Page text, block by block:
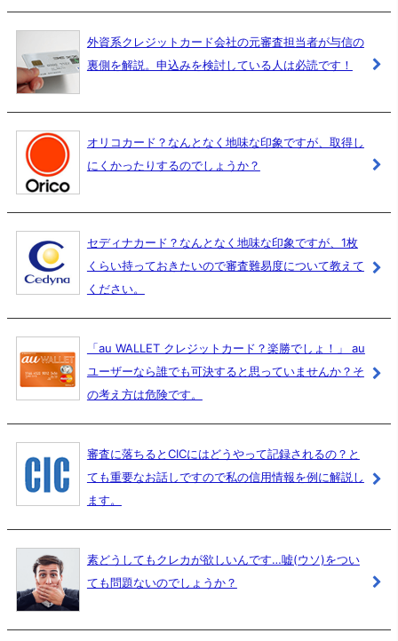
外資系クレジットカード会社の元審査担当者が与信の
裏側を解説。申込みを検討している人は必読です！
オリコカード？なんとなく地味な印象ですが、取得し
にくかったりするのでしょうか？
セディナカード？なんとなく地味な印象ですが、1枚
くらい持っておきたいので審査難易度について教えて
ください。
「au WALLET クレジットカード？楽勝でしょ！」 au
ユーザーなら誰でも可決すると思っていませんか？そ
の考え方は危険です。
審査に落ちるとCICにはどうやって記録されるの？と
ても重要なお話しですので私の信用情報を例に解説し
ます。
素どうしてもクレカが欲しいんです…嘘(ウソ)をつい
ても問題ないのでしょうか？